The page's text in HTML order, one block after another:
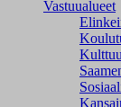
Vastuualueet